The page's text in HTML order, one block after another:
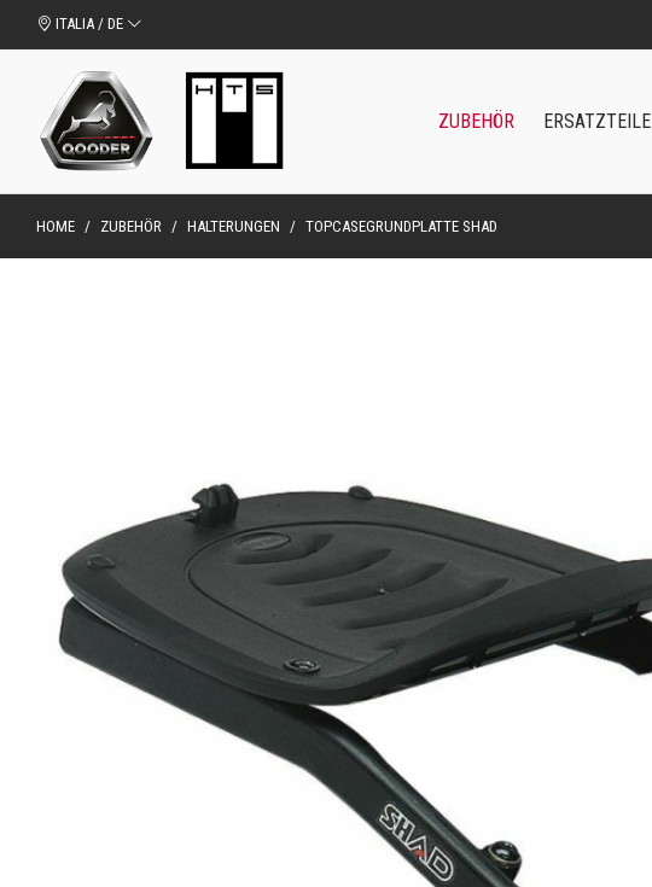
ITALIA / DE
ZUBEHÖR ERSATZTEILE
HOME / ZUBEHÖR / HALTERUNGEN / TOPCASEGRUNDPLATTE SHAD